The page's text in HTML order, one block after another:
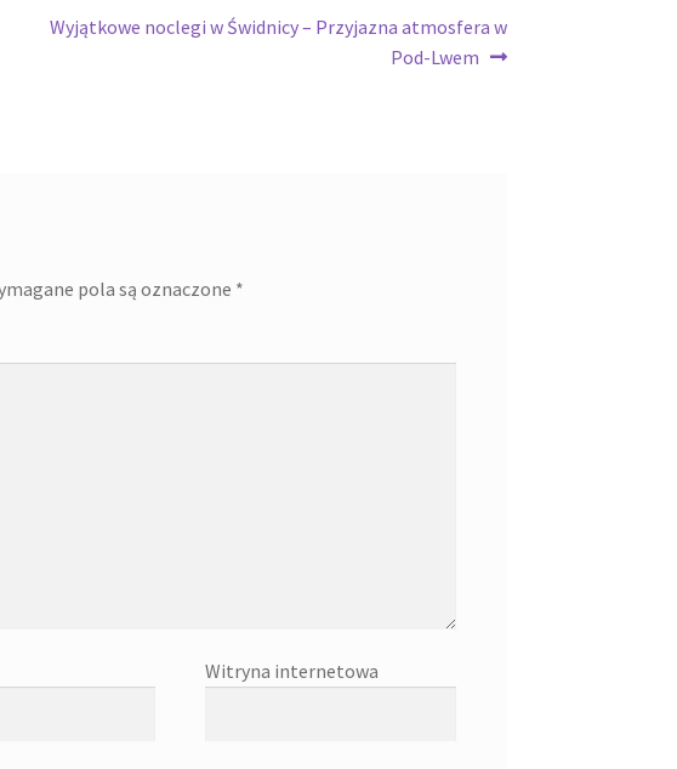
Następny
Wyjątkowe noclegi w Świdnicy – Przyjazna atmosfera w
Pod-Lwem
pola są oznaczone *
Witryna internetowa